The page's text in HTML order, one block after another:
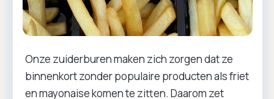
Onze zuiderburen maken zich zorgen dat ze
binnenkort zonder populaire producten als friet
en mayonaise komen te zitten. Daarom zet